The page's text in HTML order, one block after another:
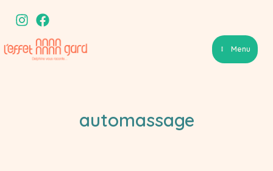
contenu
Menu
automassage